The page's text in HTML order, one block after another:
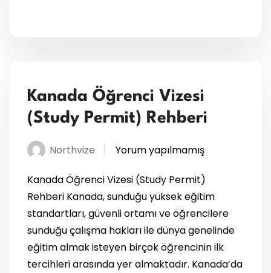
Kanada Öğrenci Vizesi
(Study Permit) Rehberi
Northvize Yorum yapılmamış
Kanada Öğrenci Vizesi (Study Permit)
Rehberi Kanada, sunduğu yüksek eğitim
standartları, güvenli ortamı ve öğrencilere
sunduğu çalışma hakları ile dünya genelinde
eğitim almak isteyen birçok öğrencinin ilk
tercihleri arasında yer almaktadır. Kanada’da